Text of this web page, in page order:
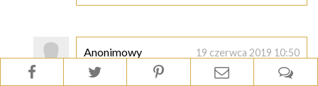
Anonimowy 19 czerwca 2019 10:50
Przy ładnych jędrnych piersiach naklejki